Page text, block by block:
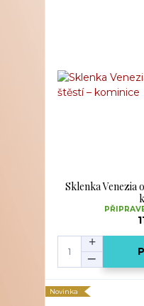
Sklenka Venezia
Novinka